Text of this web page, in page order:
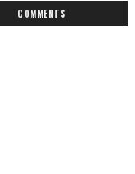
COMMENTS